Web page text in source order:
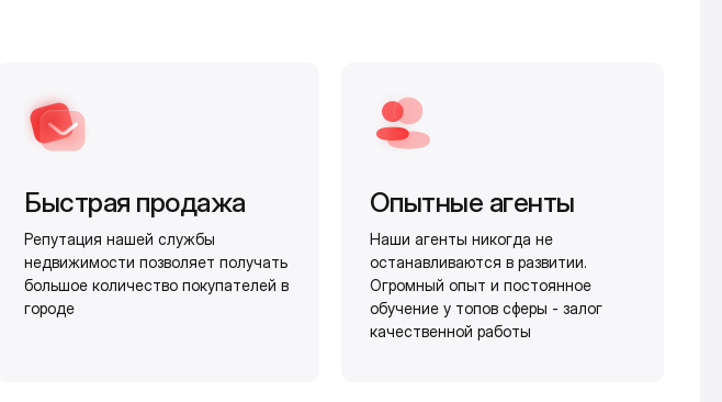
Быстрая продажа
Репутация нашей службы
недвижимости позволяет получать
большое количество покупателей в
городе
Опытные агенты
Наши агенты никогда не
останавливаются в развитии.
Огромный опыт и постоянное
обучение у топов сферы - залог
качественной работы